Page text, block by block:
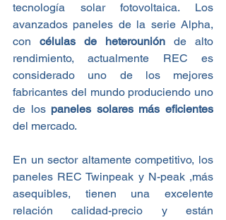
tecnología solar fotovoltaica. Los
avanzados paneles de la serie Alpha,
con células de heterounión de alto
rendimiento, actualmente REC es
considerado uno de los mejores
fabricantes del mundo produciendo uno
de los paneles solares más eficientes
del mercado.
En un sector altamente competitivo, los
paneles REC Twinpeak y N-peak ,más
asequibles, tienen una excelente
relación calidad-precio y están